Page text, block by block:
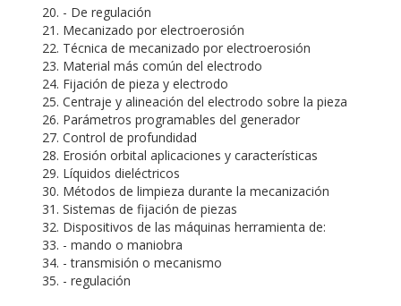
- De regulación
Mecanizado por electroerosión
Técnica de mecanizado por electroerosión
Material más común del electrodo
Fijación de pieza y electrodo
Centraje y alineación del electrodo sobre la pieza
Parámetros programables del generador
Control de profundidad
Erosión orbital aplicaciones y características
Líquidos dieléctricos
Métodos de limpieza durante la mecanización
Sistemas de fijación de piezas
Dispositivos de las máquinas herramienta de:
- mando o maniobra
- transmisión o mecanismo
- regulación